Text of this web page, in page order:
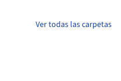
Ver todas las carpetas